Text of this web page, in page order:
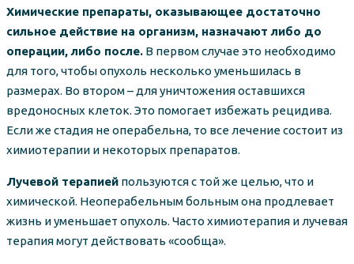
Химические препараты, оказывающее достаточно
сильное действие на организм, назначают либо до
операции, либо после. В первом случае это необходимо
для того, чтобы опухоль несколько уменьшилась в
размерах. Во втором – для уничтожения оставшихся
вредоносных клеток. Это помогает избежать рецидива.
Если же стадия не операбельна, то все лечение состоит из
химиотерапии и некоторых препаратов.
Лучевой терапией пользуются с той же целью, что и
химической. Неоперабельным больным она продлевает
жизнь и уменьшает опухоль. Часто химиотерапия и лучевая
терапия могут действовать «сообща».